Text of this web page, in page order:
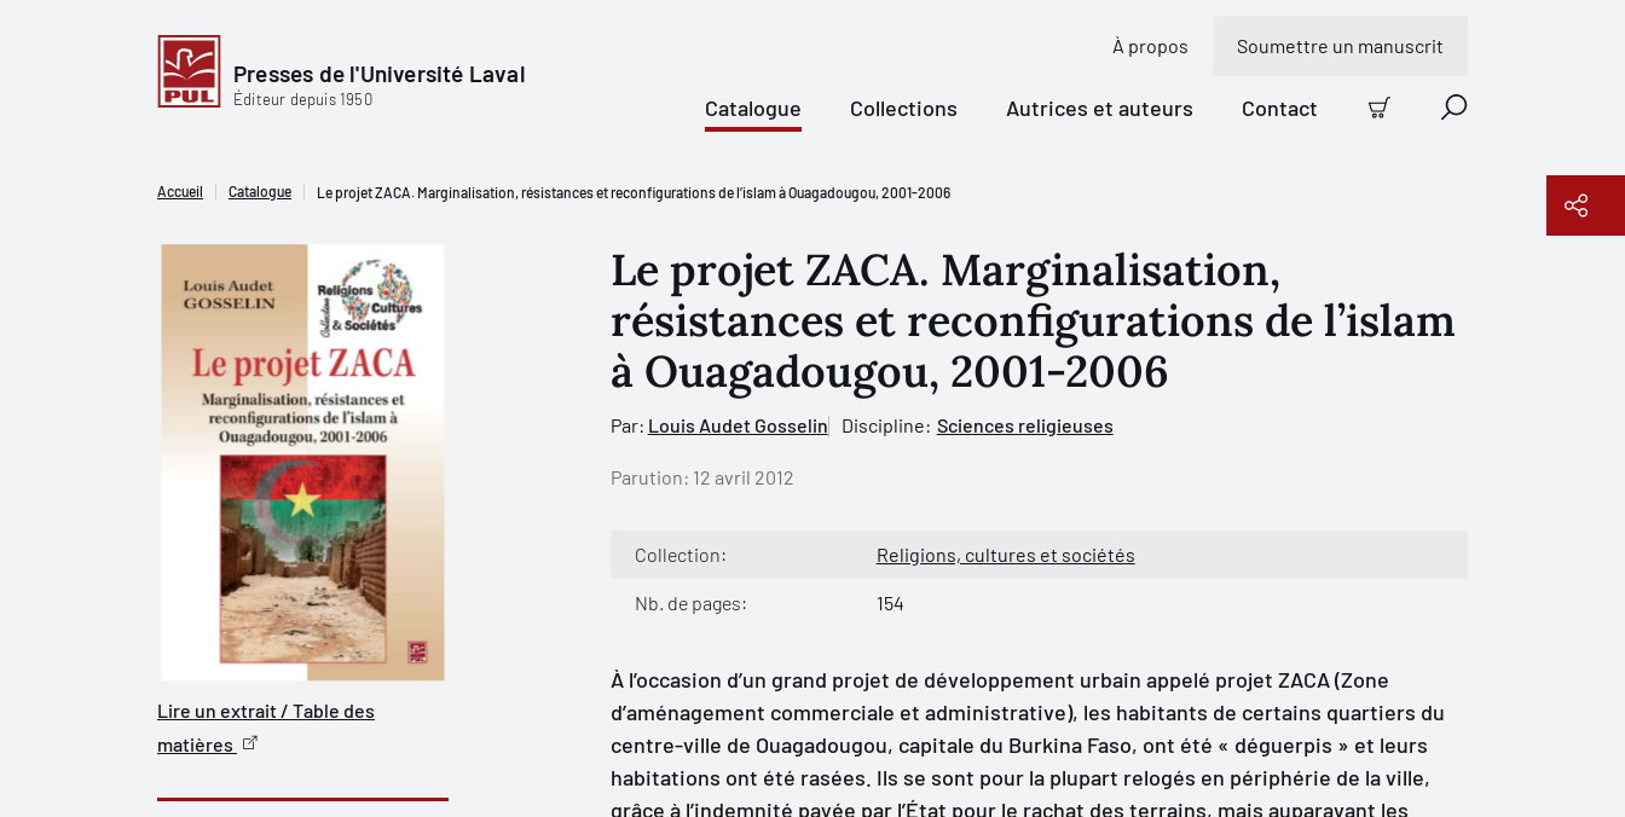
Presses de l'Université Laval
Éditeur depuis 1950
À propos Soumettre un manuscrit
Catalogue Collections Autrices et auteurs Contact
Panier Recherche
Accueil Catalogue Le projet ZACA. Marginalisation, résistances et reconfigurations de l’islam à Ouagadougou, 2001-2006
Lire un extrait / Table des
matières
Le projet ZACA. Marginalisation,
résistances et reconfigurations de l’islam
à Ouagadougou, 2001-2006
Par: Louis Audet Gosselin Discipline: Sciences religieuses
Parution: 12 avril 2012
Collection: Religions, cultures et sociétés
Nb. de pages: 154
À l’occasion d’un grand projet de développement urbain appelé projet ZACA (Zone
d’aménagement commerciale et administrative), les habitants de certains quartiers du
centre-ville de Ouagadougou, capitale du Burkina Faso, ont été « déguerpis » et leurs
habitations ont été rasées. Ils se sont pour la plupart relogés en périphérie de la ville,
grâce à l’indemnité payée par l’État pour le rachat des terrains, mais auparavant les